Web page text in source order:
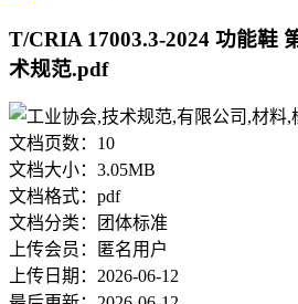
T/CRIA 17003.3-2024 功能鞋
术规范.pdf
文档页数： 10
文档大小： 3.05MB
文档格式： pdf
文档分类：
团体标准
上传会员：
匿名用户
上传日期： 2026-06-12